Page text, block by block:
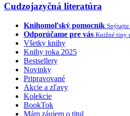
Cudzojazyčná literatúra
Knihomoľský pomocník
Odporúčame pre vás Knižné tipy
Všetky knihy
Knihy roka 2025
Bestsellery
Novinky
Pripravované
Akcie a zľavy
Kolekcie
BookTok
Mám záujem o titul